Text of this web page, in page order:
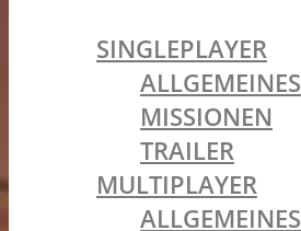
SINGLEPLAYER
ALLGEMEINES
MISSIONEN
TRAILER
MULTIPLAYER
ALLGEMEINES